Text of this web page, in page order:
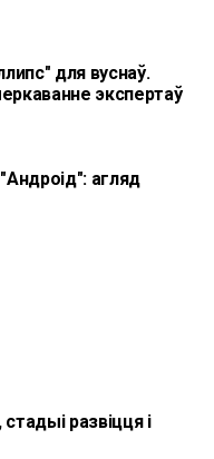
для вуснаў.
экспертаў
агляд
развіцця і